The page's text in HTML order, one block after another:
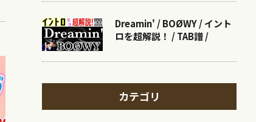
Dreamin' / BOØWY / イント
ロを超解説！ / TAB譜 /
カテゴリ